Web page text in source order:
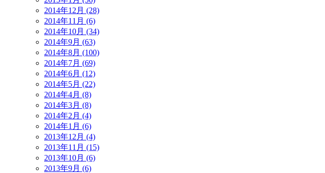
2014年12月 (28)
2014年11月 (6)
2014年10月 (34)
2014年9月 (63)
2014年8月 (100)
2014年7月 (69)
2014年6月 (12)
2014年5月 (22)
2014年4月 (8)
2014年3月 (8)
2014年2月 (4)
2014年1月 (6)
2013年12月 (4)
2013年11月 (15)
2013年10月 (6)
2013年9月 (6)